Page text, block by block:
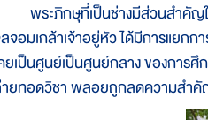
พระภิกษุที่เป็นช่างมีส่วนสำคัญใน
จอมเกล้าเจ้าอยู่หัว ได้มีการแยก
ยเป็นศูนย์เป็นศูนย์กลาง ของการ
ยทอดวิชา พลอยถูกลดความสำคั